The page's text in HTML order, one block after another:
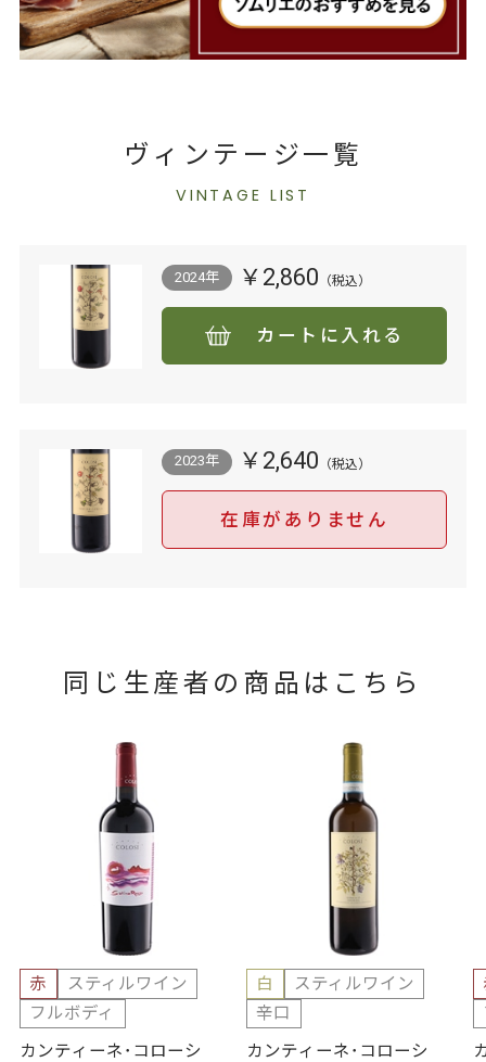
ヴィンテージ一覧
VINTAGE LIST
2024年 ￥2,860
カートに入れる
2023年 ￥2,640
在庫がありません
同じ生産者の商品はこちら
赤
スティルワイン
フルボディ
カンティーネ･コローシ
白
スティルワイン
辛口
カンティーネ･コローシ